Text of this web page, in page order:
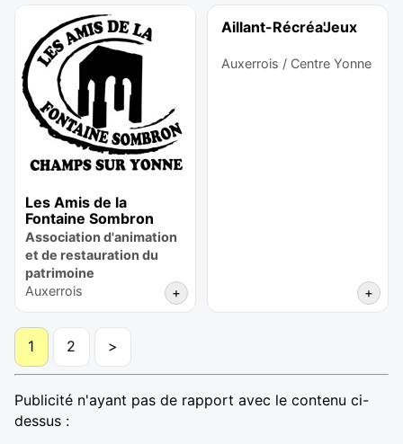
Les Amis de la
Fontaine Sombron
Association d'animation
et de restauration du
patrimoine
Auxerrois
+
Aillant-Récréa'Jeux
Auxerrois / Centre Yonne
+
1 2 >
Publicité n'ayant pas de rapport avec le contenu ci-
dessus :